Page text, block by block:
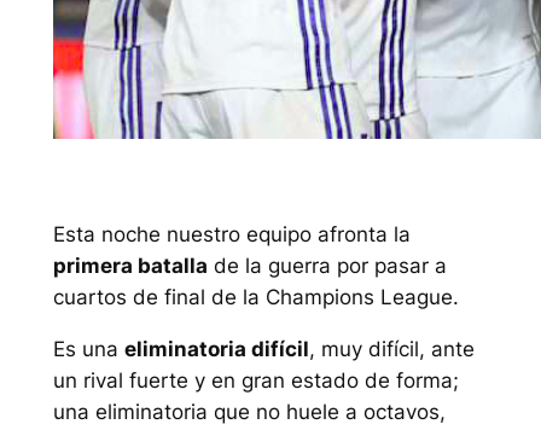
Esta noche nuestro equipo afronta la
primera batalla de la guerra por pasar a
cuartos de final de la Champions League.
Es una eliminatoria difícil, muy difícil, ante
un rival fuerte y en gran estado de forma;
una eliminatoria que no huele a octavos,